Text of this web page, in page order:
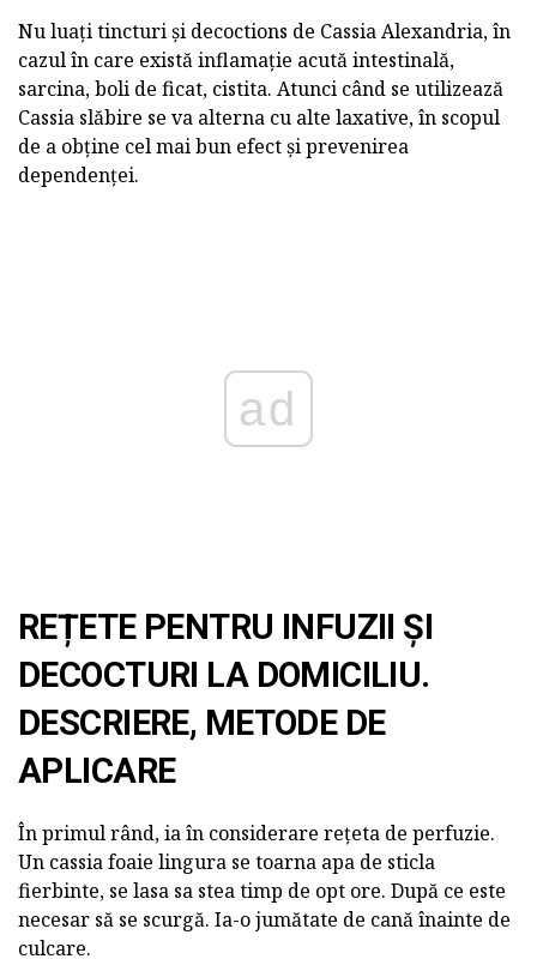
Nu luați tincturi și decoctions de Cassia Alexandria, în
cazul în care există inflamație acută intestinală,
sarcina, boli de ficat, cistita. Atunci când se utilizează
Cassia slăbire se va alterna cu alte laxative, în scopul
de a obține cel mai bun efect și prevenirea
dependenței.
ad
REȚETE PENTRU INFUZII ȘI
DECOCTURI LA DOMICILIU.
DESCRIERE, METODE DE
APLICARE
În primul rând, ia în considerare rețeta de perfuzie.
Un cassia foaie lingura se toarna apa de sticla
fierbinte, se lasa sa stea timp de opt ore. După ce este
necesar să se scurgă. Ia-o jumătate de cană înainte de
culcare.